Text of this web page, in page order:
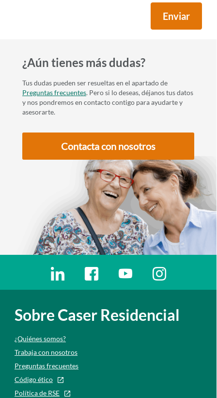
Enviar
¿Aún tienes más dudas?
Tus dudas pueden ser resueltas en el apartado de
Preguntas frecuentes. Pero si lo deseas, déjanos tus datos
y nos pondremos en contacto contigo para ayudarte y
asesorarte.
Contacta con nosotros
Ir a a la red social. Abre ventana nueva
Ir a a la red social. Abre ventana
Ir a a la red social. Abre
Ir a a la red
Sobre Caser Residencial
¿Quiénes somos?
Trabaja con nosotros
Preguntas frecuentes
Código ético
Política de RSE